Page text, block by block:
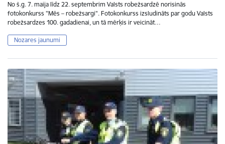
No š.g. 7. maija līdz 22. septembrim Valsts robežsardzē norisinās
fotokonkurss "Mēs – robežsargi". Fotokonkurss izsludināts par godu Valsts
robežsardzes 100. gadadienai, un tā mērķis ir veicināt…
Nozares jaunumi